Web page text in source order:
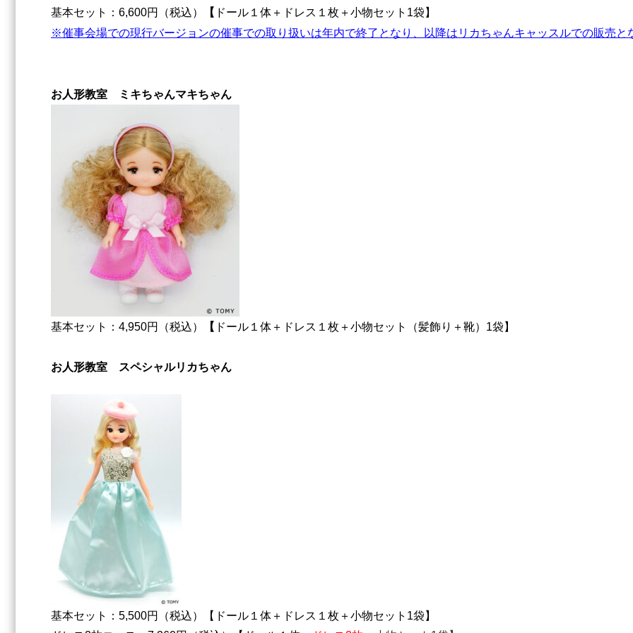
基本セット：6,600円（税込） 【 ドール１体＋ドレス１枚＋小物セット1袋】
※催事会場での現行バージョンの催事での取り扱いは年内で終了となり、以降はリカちゃんキャッスルでの販売と
お人形教室 ミキちゃんマキちゃん
基本セット：4,950円（税込） 【 ドール１体＋ドレス１枚＋小物セット（髪飾り＋靴）1袋】
お人形教室 スペシャルリカちゃん
基本セット：5,500円（税込）【ドール１体＋ドレス１枚＋小物セット1袋】